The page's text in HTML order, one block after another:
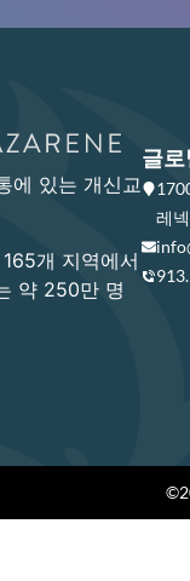
에 있는 개신교
개 지역에서
약 250만 명
글로
레